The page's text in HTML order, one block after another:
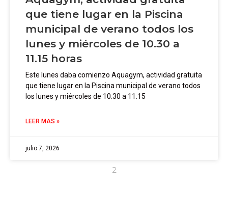
que tiene lugar en la Piscina
municipal de verano todos los
lunes y miércoles de 10.30 a
11.15 horas
Este lunes daba comienzo Aquagym, actividad gratuita
que tiene lugar en la Piscina municipal de verano todos
los lunes y miércoles de 10.30 a 11.15
LEER MAS »
julio 7, 2026
2